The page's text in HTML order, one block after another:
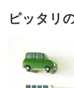
ピッタリ